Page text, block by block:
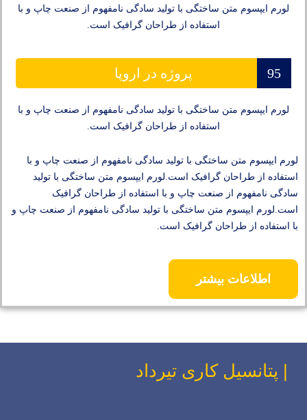
لورم ایپسوم متن ساختگی با تولید سادگی نامفهوم از صنعت چاپ و با
استفاده از طراحان گرافیک است.
پروژه در اروپا 95
لورم ایپسوم متن ساختگی با تولید سادگی نامفهوم از صنعت چاپ و با
استفاده از طراحان گرافیک است.
لورم ایپسوم متن ساختگی با تولید سادگی نامفهوم از صنعت چاپ و با
استفاده از طراحان گرافیک است.لورم ایپسوم متن ساختگی با تولید
سادگی نامفهوم از صنعت چاپ و با استفاده از طراحان گرافیک
است.لورم ایپسوم متن ساختگی با تولید سادگی نامفهوم از صنعت چاپ و
با استفاده از طراحان گرافیک است.
اطلاعات بیشتر
| پتانسیل کاری تیرداد